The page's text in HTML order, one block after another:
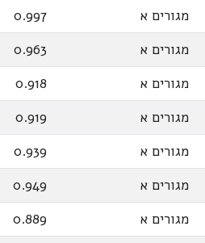
מגורים א 0.997
מגורים א 0.963
מגורים א 0.918
מגורים א 0.919
מגורים א 0.939
מגורים א 0.949
מגורים א 0.889